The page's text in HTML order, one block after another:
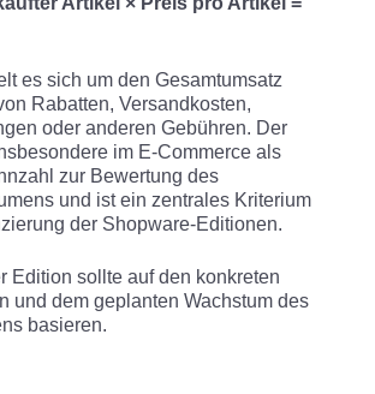
es sich um den Gesamtumsatz
Rabatten, Versandkosten,
oder anderen Gebühren. Der
im E-Commerce als
zur Bewertung des
und ist ein zentrales Kriterium
der Shopware-Editionen.
Edition sollte auf den konkreten
und dem geplanten Wachstum des
basieren.